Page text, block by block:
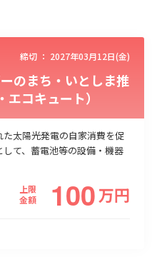
信業 卸売･小売業
医療･福祉 農業･林業
漁業
海外展開 設備投資
IT導入
締切 ： 2027年03月12日(金)
のまち・いとしま推
コキュート）
太陽光発電の自家消費を促
て、蓄電池等の設備・機器
上限
金額
100万円